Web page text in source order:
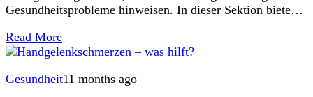
Gesundheitsprobleme hinweisen. In dieser Sektion bieten
um Beschwerden zu
Read More
Gesundheit11 months ago